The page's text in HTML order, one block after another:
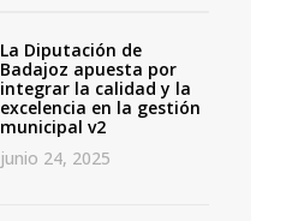
La Diputación de
Badajoz apuesta por
integrar la calidad y la
excelencia en la gestión
municipal v2
junio 24, 2025